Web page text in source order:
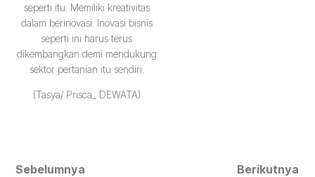
seperti itu. Memiliki kreativitas
dalam berinovasi. Inovasi bisnis
seperti ini harus terus
dikembangkan demi mendukung
sektor pertanian itu sendiri.
(Tasya/ Prisca_ DEWATA)
Sebelumnya Berikutnya